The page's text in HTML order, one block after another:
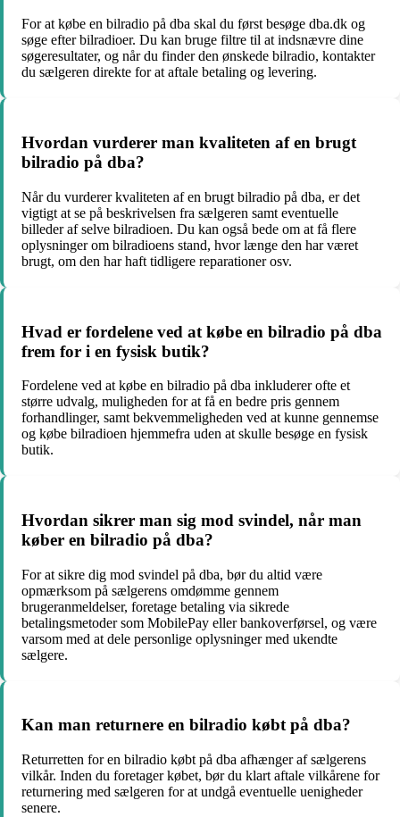
For at købe en bilradio på dba skal du først besøge dba.dk og
søge efter bilradioer. Du kan bruge filtre til at indsnævre dine
søgeresultater, og når du finder den ønskede bilradio, kontakter
du sælgeren direkte for at aftale betaling og levering.
Hvordan vurderer man kvaliteten af en brugt
bilradio på dba?
Når du vurderer kvaliteten af en brugt bilradio på dba, er det
vigtigt at se på beskrivelsen fra sælgeren samt eventuelle
billeder af selve bilradioen. Du kan også bede om at få flere
oplysninger om bilradioens stand, hvor længe den har været
brugt, om den har haft tidligere reparationer osv.
Hvad er fordelene ved at købe en bilradio på dba
frem for i en fysisk butik?
Fordelene ved at købe en bilradio på dba inkluderer ofte et
større udvalg, muligheden for at få en bedre pris gennem
forhandlinger, samt bekvemmeligheden ved at kunne gennemse
og købe bilradioen hjemmefra uden at skulle besøge en fysisk
butik.
Hvordan sikrer man sig mod svindel, når man
køber en bilradio på dba?
For at sikre dig mod svindel på dba, bør du altid være
opmærksom på sælgerens omdømme gennem
brugeranmeldelser, foretage betaling via sikrede
betalingsmetoder som MobilePay eller bankoverførsel, og være
varsom med at dele personlige oplysninger med ukendte
sælgere.
Kan man returnere en bilradio købt på dba?
Returretten for en bilradio købt på dba afhænger af sælgerens
vilkår. Inden du foretager købet, bør du klart aftale vilkårene for
returnering med sælgeren for at undgå eventuelle uenigheder
senere.